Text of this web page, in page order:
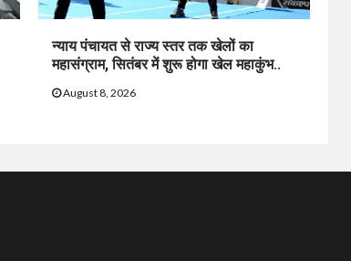
न्याय पंचायत से राज्य स्तर तक खेलों का
महासंग्राम, सितंबर में शुरू होगा खेल महाकुंभ..
August 8, 2026